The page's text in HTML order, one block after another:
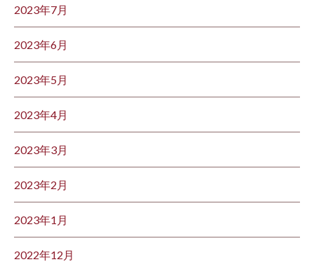
2023年7月
2023年6月
2023年5月
2023年4月
2023年3月
2023年2月
2023年1月
2022年12月